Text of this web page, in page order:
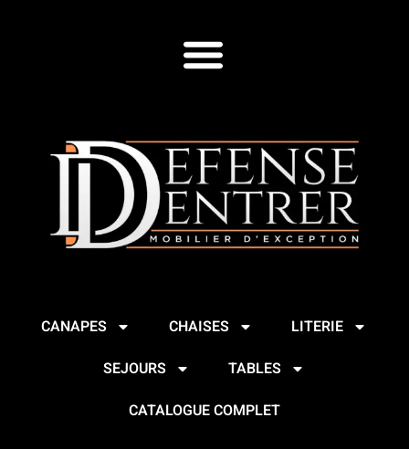
CANAPES CHAISES
LITERIE
SEJOURS
TABLES
CATALOGUE COMPLET